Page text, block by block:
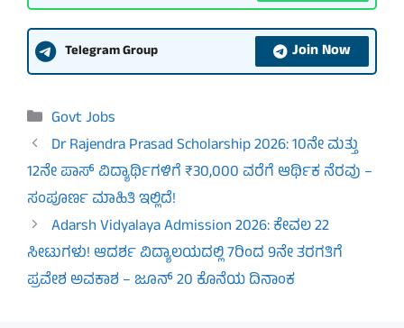
Telegram Group Join Now
Categories
Govt Jobs
Dr Rajendra Prasad Scholarship 2026: 10ನೇ ಮತ್ತು
12ನೇ ಪಾಸ್ ವಿದ್ಯಾರ್ಥಿಗಳಿಗೆ ₹30,000 ವರೆಗೆ ಆರ್ಥಿಕ ನೆರವು –
ಸಂಪೂರ್ಣ ಮಾಹಿತಿ ಇಲ್ಲಿದೆ!
Adarsh Vidyalaya Admission 2026: ಕೇವಲ 22
ಸೀಟುಗಳು! ಆದರ್ಶ ವಿದ್ಯಾಲಯದಲ್ಲಿ 7ರಿಂದ 9ನೇ ತರಗತಿಗೆ
ಪ್ರವೇಶ ಅವಕಾಶ – ಜೂನ್ 20 ಕೊನೆಯ ದಿನಾಂಕ